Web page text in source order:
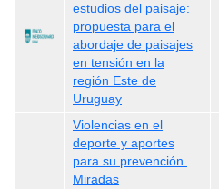
estudios del paisaje:
propuesta para el
abordaje de paisajes
en tensión en la
región Este de
Uruguay
Violencias en el
deporte y aportes
para su prevención.
Miradas